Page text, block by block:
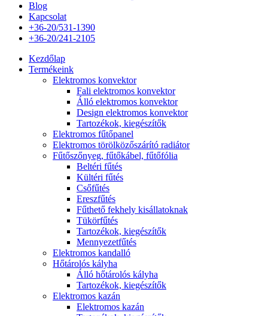
Blog
Kapcsolat
+36-20/531-1390
+36-20/241-2105
Kezdőlap
Termékeink
Elektromos konvektor
Fali elektromos konvektor
Álló elektromos konvektor
Design elektromos konvektor
Tartozékok, kiegészítők
Elektromos fűtőpanel
Elektromos törölközőszárító radiátor
Fűtőszőnyeg, fűtőkábel, fűtőfólia
Beltéri fűtés
Kültéri fűtés
Csőfűtés
Ereszfűtés
Fűthető fekhely kisállatoknak
Tükörfűtés
Tartozékok, kiegészítők
Mennyezetfűtés
Elektromos kandalló
Hőtárolós kályha
Álló hőtárolós kályha
Tartozékok, kiegészítők
Elektromos kazán
Elektromos kazán